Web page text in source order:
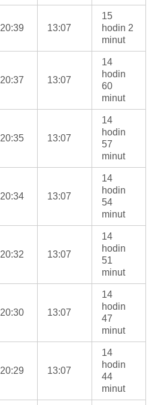
20:39 13:07
15
hodin 2
minut
20:37 13:07
14
hodin
60
minut
20:35 13:07
14
hodin
57
minut
20:34 13:07
14
hodin
54
minut
20:32 13:07
14
hodin
51
minut
20:30 13:07
14
hodin
47
minut
20:29 13:07
14
hodin
44
minut